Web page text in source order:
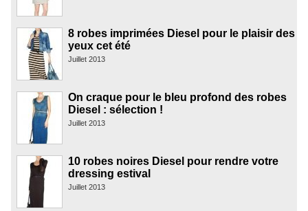
8 robes imprimées Diesel pour le plaisir des
yeux cet été
Juillet 2013
On craque pour le bleu profond des robes
Diesel : sélection !
Juillet 2013
10 robes noires Diesel pour rendre votre
dressing estival
Juillet 2013